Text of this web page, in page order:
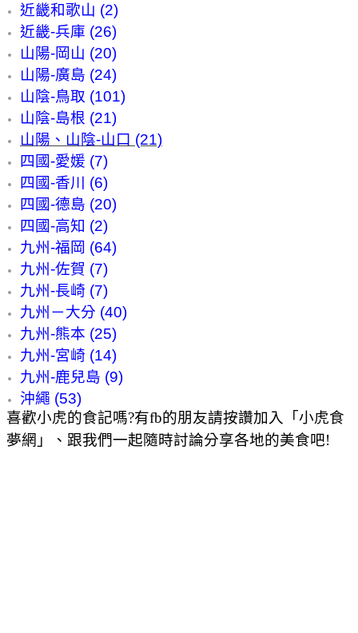
近畿和歌山 (2)
近畿-兵庫 (26)
山陽-岡山 (20)
山陽-廣島 (24)
山陰-鳥取 (101)
山陰-島根 (21)
山陽、山陰-山口 (21)
四國-愛媛 (7)
四國-香川 (6)
四國-德島 (20)
四國-高知 (2)
九州-福岡 (64)
九州-佐賀 (7)
九州-長崎 (7)
九州－大分 (40)
九州-熊本 (25)
九州-宮崎 (14)
九州-鹿兒島 (9)
沖繩 (53)
喜歡小虎的食記嗎?有fb的朋友請按讚加入「小虎食
夢網」、跟我們一起隨時討論分享各地的美食吧!